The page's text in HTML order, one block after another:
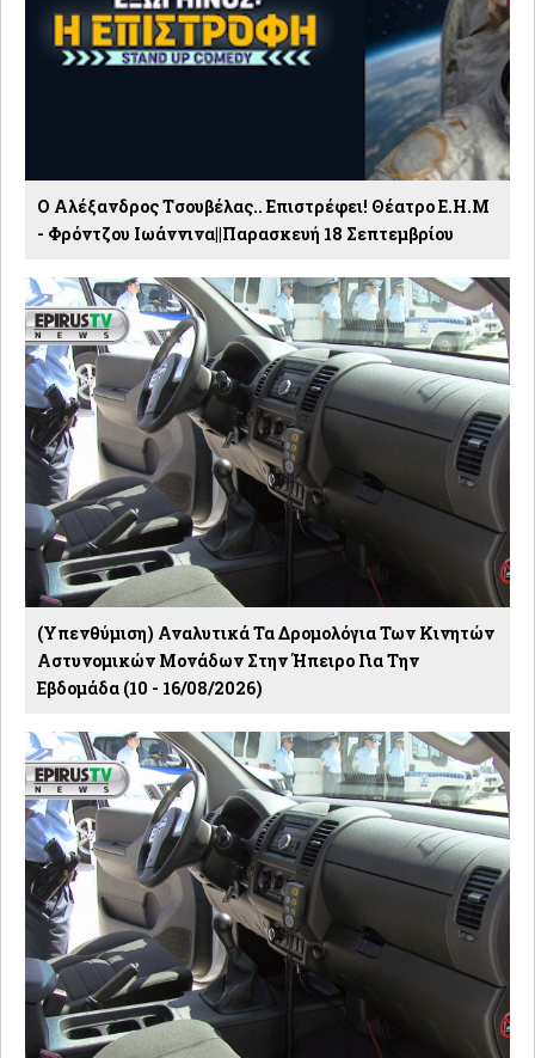
Ο Αλέξανδρος Tσουβέλας.. Επιστρέφει! Θέατρο Ε.Η.Μ
- Φρόντζου Ιωάννινα||Παρασκευή 18 Σεπτεμβρίου
(Υπενθύμιση) Αναλυτικά Τα Δρομολόγια Των Κινητών
Αστυνομικών Μονάδων Στην Ήπειρο Για Την
Εβδομάδα (10 - 16/08/2026)